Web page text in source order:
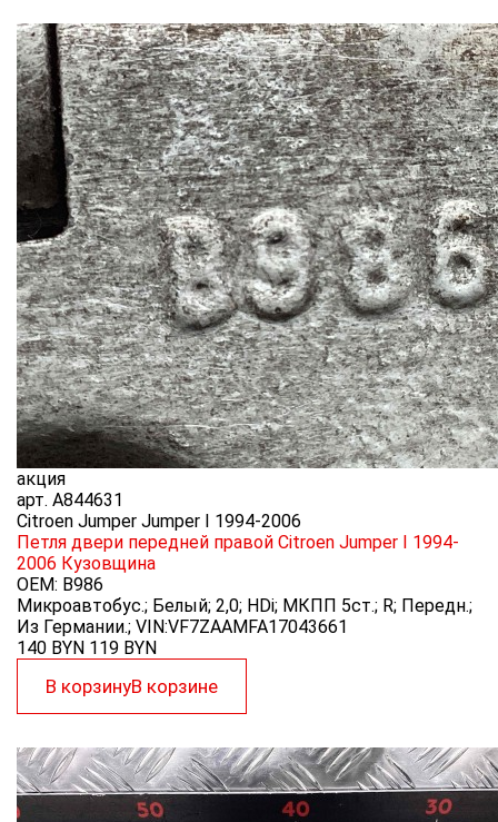
акция
арт. A844631
Citroen Jumper Jumper I 1994-2006
Петля двери передней правой Citroen Jumper I 1994-
2006 Кузовщина
OEM: B986
Микроавтобус.; Белый; 2,0; HDi; МКПП 5ст.; R; Передн.;
Из Германии.; VIN:VF7ZAAMFA17043661
140 BYN 119 BYN
В корзинуВ корзине